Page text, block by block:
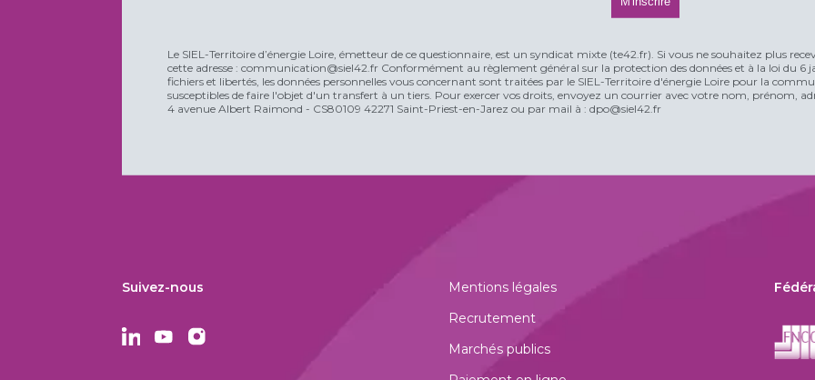
Le SIEL-Territoire d’énergie Loire, émetteur de ce questionnaire, est un syndicat mixte (te42.fr). Si vous ne souhaitez plus
cette adresse : communication@siel42.fr Conformément au règlement général sur la protection des données et à la loi du 6
fichiers et libertés, les données personnelles vous concernant sont traitées par le SIEL-Territoire d'énergie Loire pour la
susceptibles de faire l'objet d'un transfert à un tiers. Pour exercer vos droits, envoyez un courrier avec votre nom, prénom,
4 avenue Albert Raimond - CS80109 42271 Saint-Priest-en-Jarez ou par mail à : dpo@siel42.fr
Suivez-nous
Mentions légales
Recrutement
Marchés publics